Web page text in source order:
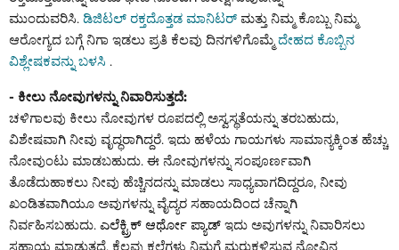
ಮುಂದುವರಿಸಿ. ಡಿಜಿಟಲ್ ರಕ್ತದೊತ್ತಡ ಮಾನಿಟರ್ ಮತ್ತು ನಿಮ್ಮ ಕೊಬ್ಬು ನಿಮ್ಮ
ಆರೋಗ್ಯದ ಬಗ್ಗೆ ನಿಗಾ ಇಡಲು ಪ್ರತಿ ಕೆಲವು ದಿನಗಳಿಗೊಮ್ಮೆದೇಹದ ಕೊಬ್ಬಿನ
ವಿಶ್ಲೇಷಕವನ್ನು ಬಳಸಿ .
- ಕೀಲು ನೋವುಗಳನ್ನು ನಿವಾರಿಸುತ್ತದೆ:
ಚಳಿಗಾಲವು ಕೀಲು ನೋವುಗಳ ರೂಪದಲ್ಲಿ ಅಸ್ವಸ್ಥತೆಯನ್ನು ತರಬಹುದು,
ವಿಶೇಷವಾಗಿ ನೀವು ವೃದ್ಧರಾಗಿದ್ದರೆ. ಇದು ಹಳೆಯ ಗಾಯಗಳು ಸಾಮಾನ್ಯಕ್ಕಿಂತ ಹೆಚ್ಚು
ನೋವುಂಟು ಮಾಡಬಹುದು. ಈ ನೋವುಗಳನ್ನು ಸಂಪೂರ್ಣವಾಗಿ
ತೊಡೆದುಹಾಕಲು ನೀವು ಹೆಚ್ಚಿನದನ್ನು ಮಾಡಲು ಸಾಧ್ಯವಾಗದಿದ್ದರೂ, ನೀವು
ಖಂಡಿತವಾಗಿಯೂ ಅವುಗಳನ್ನು ವೈದ್ಯರ ಸಹಾಯದಿಂದ ಚೆನ್ನಾಗಿ
ನಿರ್ವಹಿಸಬಹುದು. ಎಲೆಕ್ಟ್ರಿಕ್ ಆರ್ಥೋ ಪ್ಯಾಡ್ ಇದು ಅವುಗಳನ್ನು ನಿವಾರಿಸಲು
ಸಹಾಯ ಮಾಡುತ್ತದೆ. ಕೆಲವು ಕಲೆಗಳು ನಿಮಗೆ ಮರುಕಳಿಸುವ ನೋವಿನ